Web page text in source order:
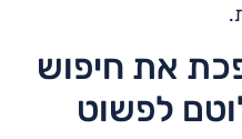
את חיפוש
לפשוט